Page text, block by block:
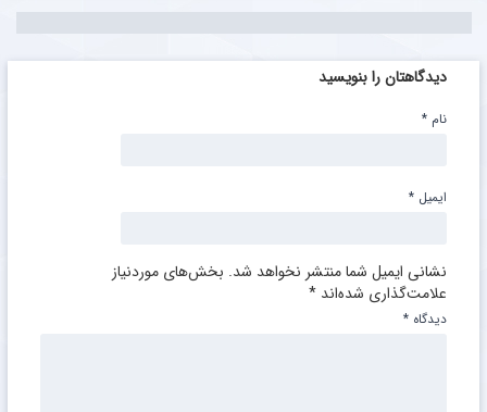
دیدگاهتان را بنویسید
نشانی ایمیل شما منتشر نخواهد شد. بخش‌های موردنیاز
علامت‌گذاری شده‌اند *
دیدگاه *
نام *
ایمیل *